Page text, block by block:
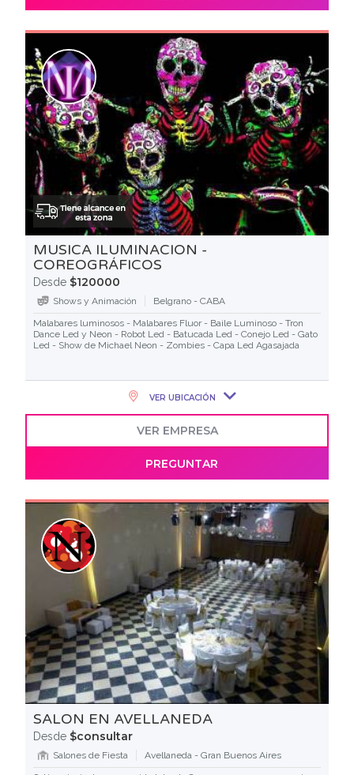
MUSICA ILUMINACION -
COREOGRÁFICOS
Desde $120000
Shows y Animación
Belgrano - CABA
Malabares luminosos - Malabares Fluor - Baile Luminoso - Tron
Dance Led y Neon - Robot Led - Batucada Led - Conejo Led - Gato
Led - Show de Michael Neon - Zombies - Capa Led Agasajada
VER UBICACIÓN
VER EMPRESA
PREGUNTAR
SALON EN AVELLANEDA
Desde $consultar
Salones de Fiesta
Avellaneda - Gran Buenos Aires